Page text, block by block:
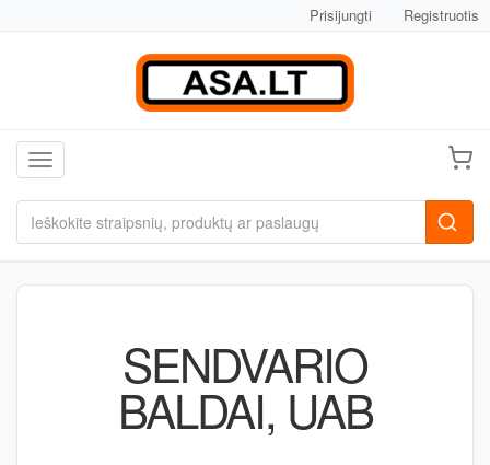
Prisijungti Registruotis
Toggle navigation
SENDVARIO
BALDAI, UAB